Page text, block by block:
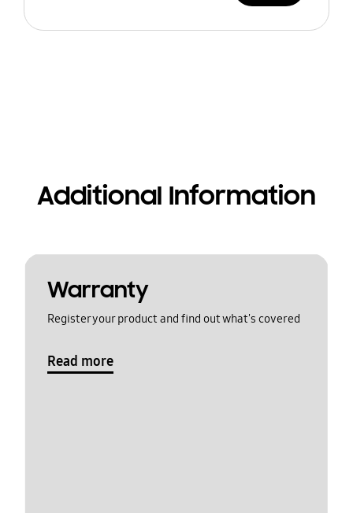
Additional Information
Warranty
Register your product and find out what's covered
Read more